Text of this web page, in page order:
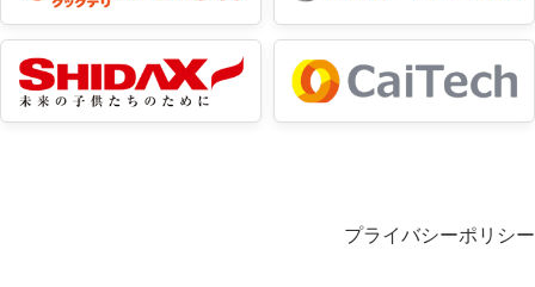
プライバシーポリシー